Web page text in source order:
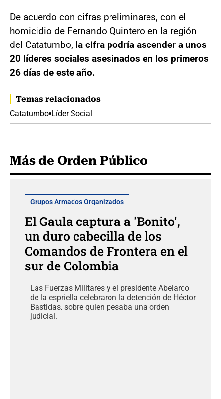
De acuerdo con cifras preliminares, con el
homicidio de Fernando Quintero en la región
del Catatumbo, la cifra podría ascender a unos
20 líderes sociales asesinados en los primeros
26 días de este año.
Temas relacionados
Catatumbo Líder Social
Más de Orden Público
Grupos Armados Organizados
El Gaula captura a 'Bonito',
un duro cabecilla de los
Comandos de Frontera en el
sur de Colombia
Las Fuerzas Militares y el presidente Abelardo
de la espriella celebraron la detención de Héctor
Bastidas, sobre quien pesaba una orden
judicial.